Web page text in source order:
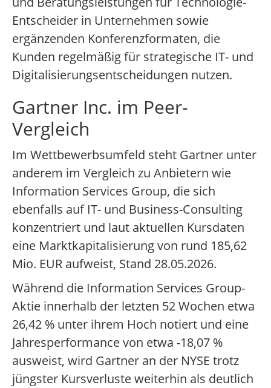
Entscheider in Unternehmen sowie
ergänzenden Konferenzformaten, die
Kunden regelmäßig für strategische IT- und
Digitalisierungsentscheidungen nutzen.
Gartner Inc. im Peer-
Vergleich
Im Wettbewerbsumfeld steht Gartner unter
anderem im Vergleich zu Anbietern wie
Information Services Group, die sich
ebenfalls auf IT- und Business-Consulting
konzentriert und laut aktuellen Kursdaten
eine Marktkapitalisierung von rund 185,62
Mio. EUR aufweist, Stand 28.05.2026.
Während die Information Services Group-
Aktie innerhalb der letzten 52 Wochen etwa
26,42 % unter ihrem Hoch notiert und eine
Jahresperformance von etwa -18,07 %
ausweist, wird Gartner an der NYSE trotz
jüngster Kursverluste weiterhin als deutlich